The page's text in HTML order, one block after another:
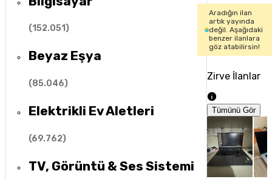
(152.051)
Beyaz Eşya
(85.046)
Elektrikli Ev Aletleri
(69.762)
TV, Görüntü & Ses Sistemi
Aradığın ilan
artık yayında
değil. Aşağıdaki
benzer ilanlara
göz atabilirsin!
Zirve İlanlar
Tümünü Gör